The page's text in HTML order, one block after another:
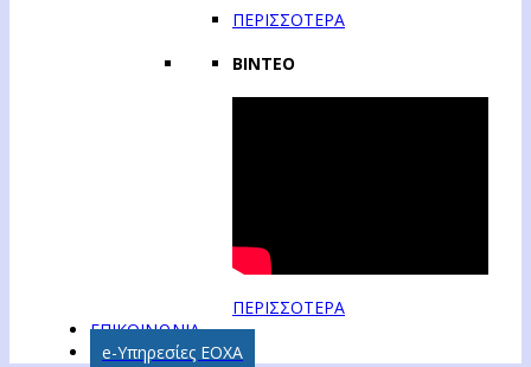
ΠΕΡΙΣΣΟΤΕΡΑ
ΒΙΝΤΕΟ
ΠΕΡΙΣΣΟΤΕΡΑ
ΕΠΙΚΟΙΝΩΝΙΑ
e-Υπηρεσίες ΕΟΧΑ